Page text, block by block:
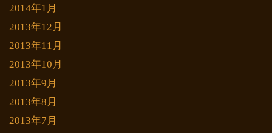
2014年1月
2013年12月
2013年11月
2013年10月
2013年9月
2013年8月
2013年7月